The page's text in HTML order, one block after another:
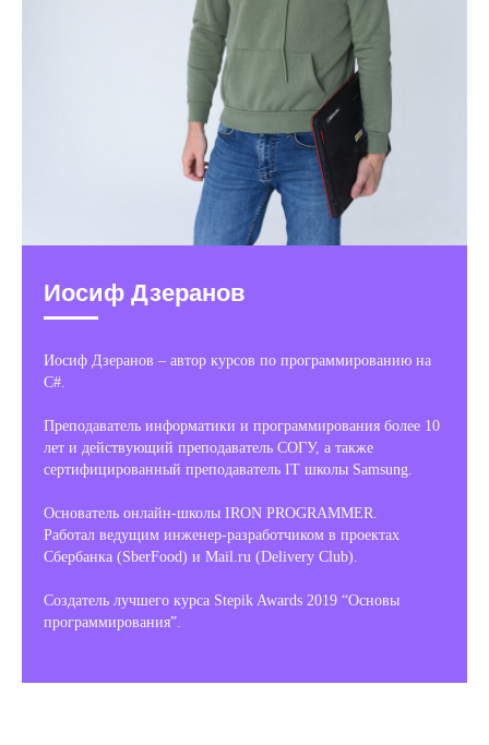
Иосиф Дзеранов
Иосиф Дзеранов – автор курсов по программированию на
C#.
Преподаватель информатики и программирования более 10
лет и действующий преподаватель СОГУ, а также
сертифицированный преподаватель IT школы Samsung.
Основатель онлайн-школы IRON PROGRAMMER.
Работал ведущим инженер-разработчиком в проектах
Сбербанка (SberFood) и Mail.ru (Delivery Club).
Создатель лучшего курса Stepik Awards 2019 “Основы
программирования”.